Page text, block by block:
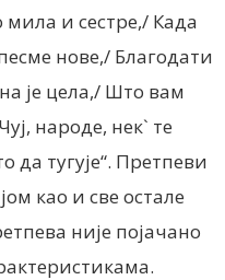
и сестре,/ Када
нове,/ Благодати
је цела,/ Што вам
народе, нек` те
да тугује“. Претпеви
као и све остале
није појачано